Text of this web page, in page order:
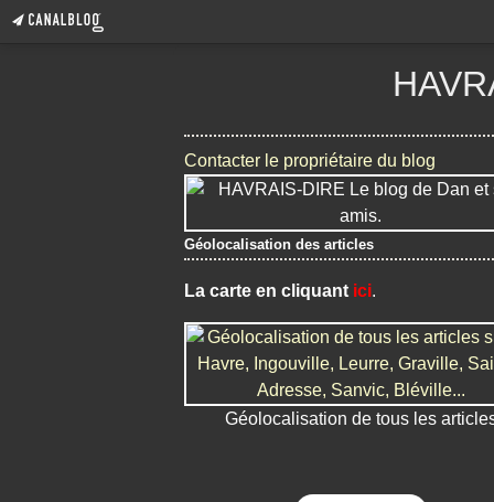
Contacter le propriétaire du blog
Géolocalisation des articles
La carte en cliquant ici.
Géolocalisation de tous les